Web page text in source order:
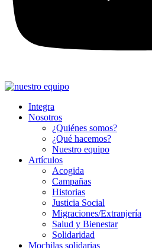
Integra
Nosotros
¿Quiénes somos?
¿Qué hacemos?
Nuestro equipo
Artículos
Acogida
Campañas
Historias
Justicia Social
Migraciones/Extranjería
Salud y Bienestar
Solidaridad
Mochilas solidarias